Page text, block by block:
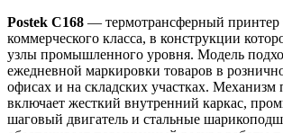
Postek C168 — термотрансферный принтер
коммерческого класса, в конструкции
узлы промышленного уровня. Модель
ежедневной маркировки товаров в
офисах и на складских участках. Механизм
включает жесткий внутренний каркас,
шаговый двигатель и стальные